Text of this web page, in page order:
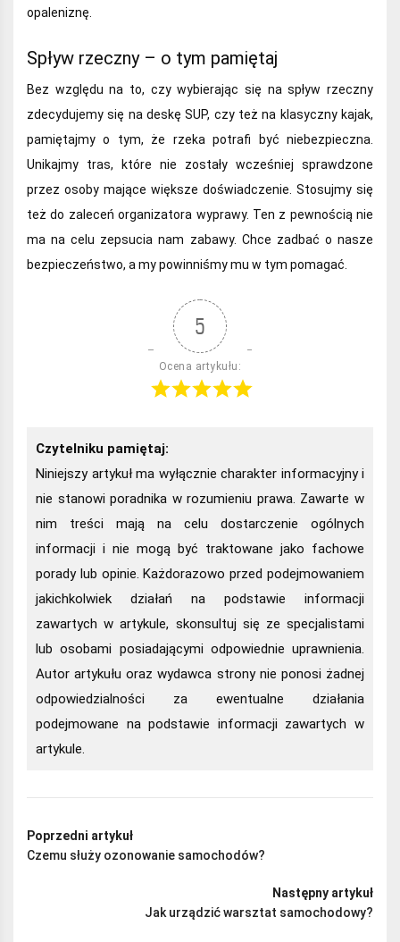
opaleniznę.
Spływ rzeczny – o tym pamiętaj
Bez względu na to, czy wybierając się na spływ rzeczny
zdecydujemy się na deskę SUP, czy też na klasyczny kajak,
pamiętajmy o tym, że rzeka potrafi być niebezpieczna.
Unikajmy tras, które nie zostały wcześniej sprawdzone
przez osoby mające większe doświadczenie. Stosujmy się
też do zaleceń organizatora wyprawy. Ten z pewnością nie
ma na celu zepsucia nam zabawy. Chce zadbać o nasze
bezpieczeństwo, a my powinniśmy mu w tym pomagać.
5
Ocena artykułu:
Czytelniku pamiętaj:
Niniejszy artykuł ma wyłącznie charakter informacyjny i
nie stanowi poradnika w rozumieniu prawa. Zawarte w
nim treści mają na celu dostarczenie ogólnych
informacji i nie mogą być traktowane jako fachowe
porady lub opinie. Każdorazowo przed podejmowaniem
jakichkolwiek działań na podstawie informacji
zawartych w artykule, skonsultuj się ze specjalistami
lub osobami posiadającymi odpowiednie uprawnienia.
Autor artykułu oraz wydawca strony nie ponosi żadnej
odpowiedzialności za ewentualne działania
podejmowane na podstawie informacji zawartych w
artykule.
Poprzedni artykuł
Czemu służy ozonowanie samochodów?
Następny artykuł
Jak urządzić warsztat samochodowy?